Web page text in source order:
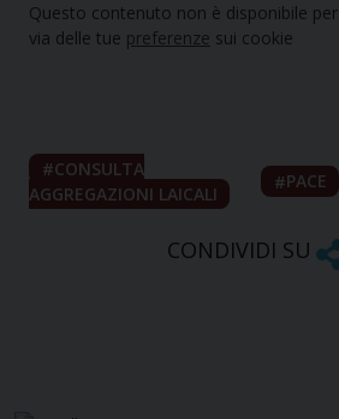
Questo contenuto non è disponibile per
via delle tue preferenze sui cookie
CONSULTA
AGGREGAZIONI LAICALI
PACE
CONDIVIDI SU